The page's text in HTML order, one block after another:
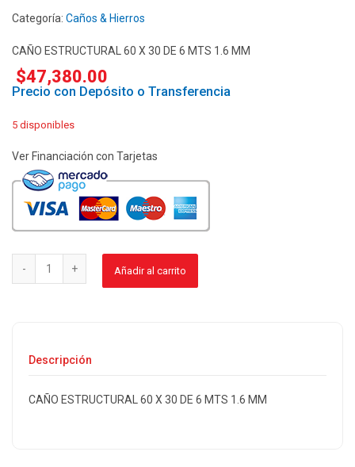
Categoría: Caños & Hierros
CAÑO ESTRUCTURAL 60 X 30 DE 6 MTS 1.6 MM
$47,380.00
Precio con Depósito o Transferencia
5 disponibles
Ver Financiación con Tarjetas
Añadir al carrito
Descripción
CAÑO ESTRUCTURAL 60 X 30 DE 6 MTS 1.6 MM